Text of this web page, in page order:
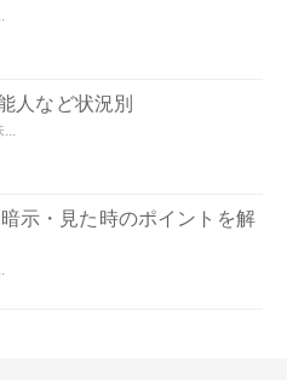
人など状況別
...
示・見た時のポイントを解